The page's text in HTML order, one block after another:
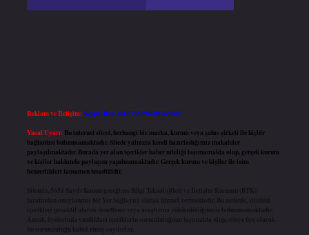
Reklam ve İletişim:Skype: live:.cid.575569c608265c69
Yasal Uyarı: Bu internet sitesi, herhangi bir marka, kurum veya şahıs şirketi ile hiçbir
bağlantısı bulunmamaktadır. Sitede yalnızca kendi hazırladığımız makaleler
paylaşılmaktadır. Burada yer alan içerikler haber niteliği taşımamakta olup, gerçek kurum
ve kişiler hakkında paylaşım yapılmamaktadır. Gerçek kurum ve kişiler ile isim
benzerlikleri tamamen tesadüfidir.
Sitemiz, 5651 Sayılı Kanun gereğince Bilgi Teknolojileri ve İletişim Kurumu (BTK)
tarafından onaylanmış bir Yer Sağlayıcı olarak hizmet vermektedir. Bu nedenle, sitedeki
içerikleri proaktif olarak denetleme veya araştırma yükümlülüğümüz bulunmamaktadır.
Ancak, üyelerimiz yazdıkları içeriklerin sorumluluğunu taşımakta olup, siteye üye olarak
bu sorumluluğu kabul etmiş sayılırlar.